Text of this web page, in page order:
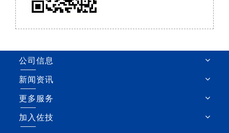
公司信息
新闻资讯
更多服务
加入佐技